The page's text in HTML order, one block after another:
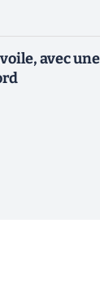
avec